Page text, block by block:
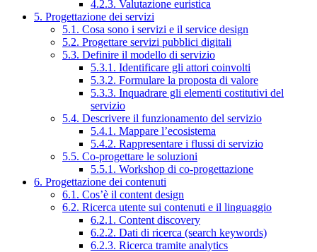
4.2.3. Valutazione euristica
5. Progettazione dei servizi
5.1. Cosa sono i servizi e il service design
5.2. Progettare servizi pubblici digitali
5.3. Definire il modello di servizio
5.3.1. Identificare gli attori coinvolti
5.3.2. Formulare la proposta di valore
5.3.3. Inquadrare gli elementi costitutivi del
servizio
5.4. Descrivere il funzionamento del servizio
5.4.1. Mappare l’ecosistema
5.4.2. Rappresentare i flussi di servizio
5.5. Co-progettare le soluzioni
5.5.1. Workshop di co-progettazione
6. Progettazione dei contenuti
6.1. Cos’è il content design
6.2. Ricerca utente sui contenuti e il linguaggio
6.2.1. Content discovery
6.2.2. Dati di ricerca (search keywords)
6.2.3. Ricerca tramite analytics